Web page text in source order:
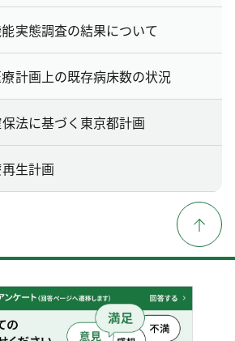
実態調査の結果について
計画上の既存病床数の状況
法に基づく東京都計画
生計画